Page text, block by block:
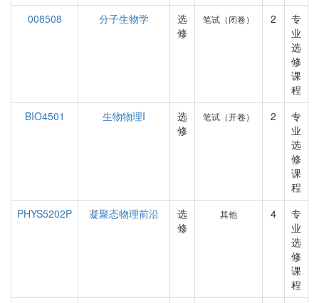
008508
分子生物学
选
修
笔试（闭卷） 2
专
业
选
修
课
程
BIO4501
生物物理I
选
修
笔试（开卷） 2
专
业
选
修
课
程
PHYS5202P
凝聚态物理前沿
选
修
其他 4
专
业
选
修
课
程